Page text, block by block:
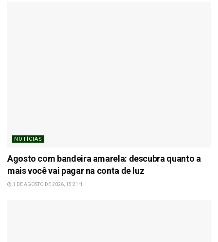
NOTÍCIAS
Agosto com bandeira amarela: descubra quanto a
mais você vai pagar na conta de luz
1 DE AGOSTO DE 2026, 15:21H